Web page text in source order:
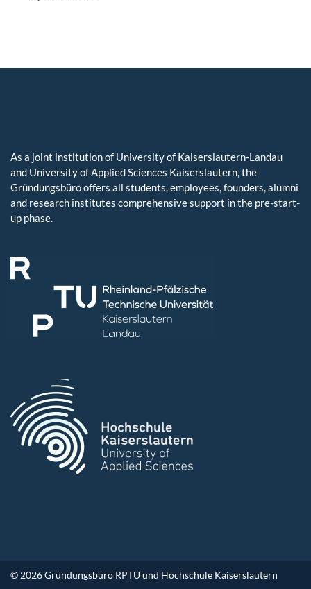
As a joint institution of University of Kaiserslautern-Landau
and University of Applied Sciences Kaiserslautern, the
Gründungsbüro offers all students, employees, founders, alumni
and research institutes comprehensive support in the pre-start-
up phase.
© 2026 Gründungsbüro RPTU und Hochschule Kaiserslautern